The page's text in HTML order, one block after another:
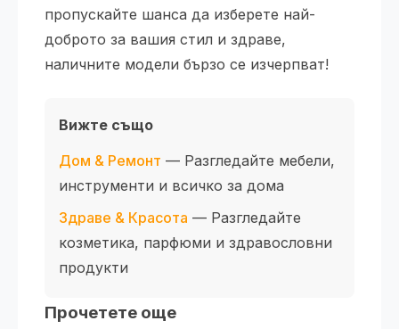
пропускайте шанса да изберете най-
доброто за вашия стил и здраве,
наличните модели бързо се изчерпват!
Вижте също
Дом & Ремонт — Разгледайте мебели,
инструменти и всичко за дома
Здраве & Красота — Разгледайте
козметика, парфюми и здравословни
продукти
Прочетете още